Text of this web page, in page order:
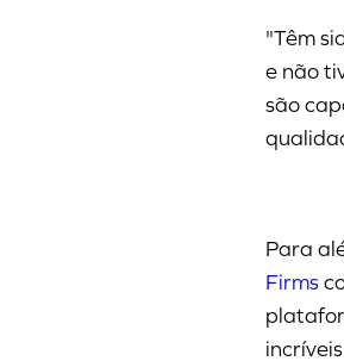
"Têm
e não
são
Para
Firms